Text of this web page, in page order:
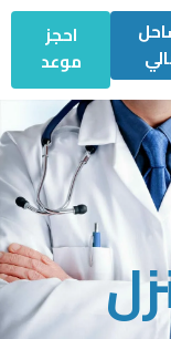
احجز
موعد